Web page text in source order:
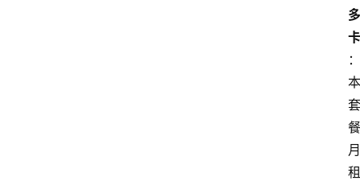
多
卡
：
本
套
餐
月
租